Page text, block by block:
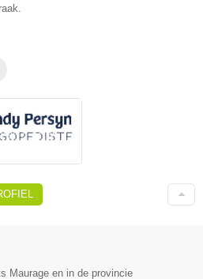
Maurage en in de provincie